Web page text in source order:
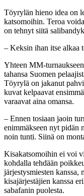
Töyrylän hieno idea on
katsomoihin. Teroa
on tehnyt siitä
– Keksin ihan itse alkaa
Yhteen MM-
tahansa Suomen
Töyrylä on jakanut
kuvat kelpaavat
varaavat aina omansa.
– Ennen tosiaan jaoin
enimmäkseen nyt pidän
noin tunti. Siinä on
Kisakatsomoihin ei voi
kohdalla tehdään
järjestysmiesten
kisajärjestäjien kanssa
sabafanin puolesta.